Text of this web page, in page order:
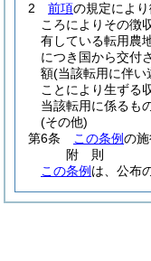
2
前項の規定によ
ころによりその徴
有している転用農
につき国から交付
額(当該転用に伴い
ことにより生ずる
当該転用に係るも
(その他)
第6条
この条例の
附 則
この条例 は、公布